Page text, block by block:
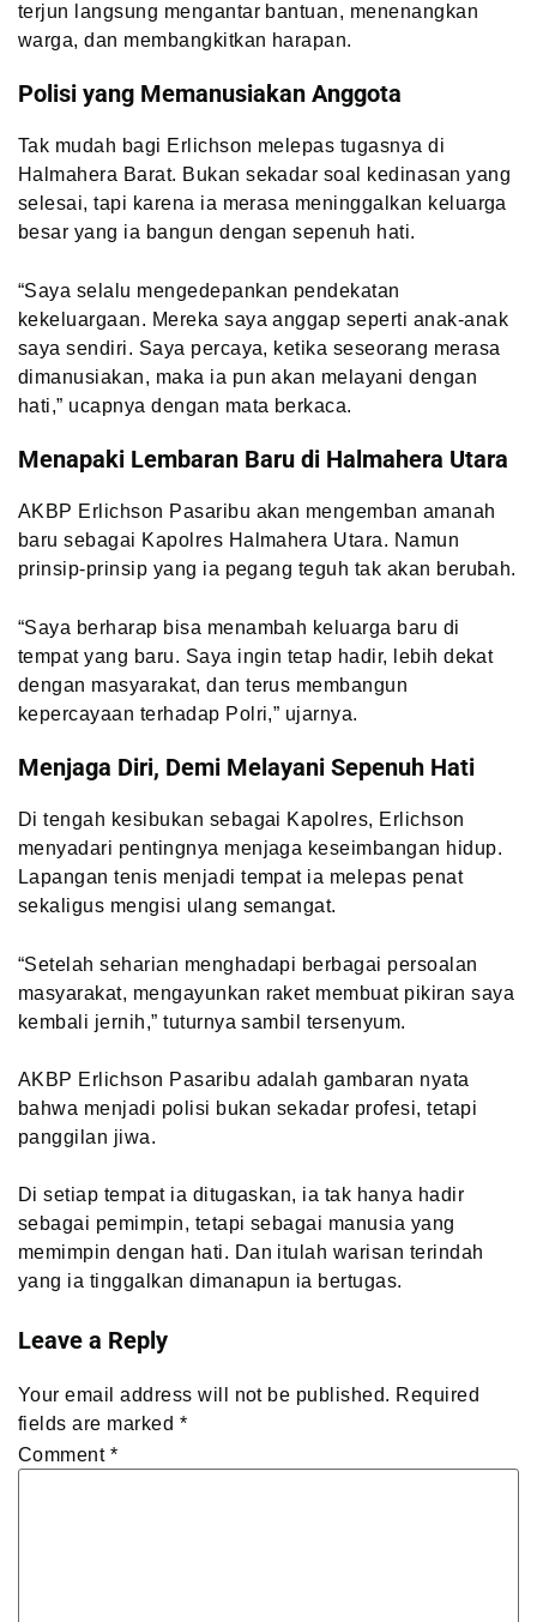
terjun langsung mengantar bantuan, menenangkan
warga, dan membangkitkan harapan.
Polisi yang Memanusiakan Anggota
Tak mudah bagi Erlichson melepas tugasnya di
Halmahera Barat. Bukan sekadar soal kedinasan yang
selesai, tapi karena ia merasa meninggalkan keluarga
besar yang ia bangun dengan sepenuh hati.
“Saya selalu mengedepankan pendekatan
kekeluargaan. Mereka saya anggap seperti anak-anak
saya sendiri. Saya percaya, ketika seseorang merasa
dimanusiakan, maka ia pun akan melayani dengan
hati,” ucapnya dengan mata berkaca.
Menapaki Lembaran Baru di Halmahera Utara
AKBP Erlichson Pasaribu akan mengemban amanah
baru sebagai Kapolres Halmahera Utara. Namun
prinsip-prinsip yang ia pegang teguh tak akan berubah.
“Saya berharap bisa menambah keluarga baru di
tempat yang baru. Saya ingin tetap hadir, lebih dekat
dengan masyarakat, dan terus membangun
kepercayaan terhadap Polri,” ujarnya.
Menjaga Diri, Demi Melayani Sepenuh Hati
Di tengah kesibukan sebagai Kapolres, Erlichson
menyadari pentingnya menjaga keseimbangan hidup.
Lapangan tenis menjadi tempat ia melepas penat
sekaligus mengisi ulang semangat.
“Setelah seharian menghadapi berbagai persoalan
masyarakat, mengayunkan raket membuat pikiran saya
kembali jernih,” tuturnya sambil tersenyum.
AKBP Erlichson Pasaribu adalah gambaran nyata
bahwa menjadi polisi bukan sekadar profesi, tetapi
panggilan jiwa.
Di setiap tempat ia ditugaskan, ia tak hanya hadir
sebagai pemimpin, tetapi sebagai manusia yang
memimpin dengan hati. Dan itulah warisan terindah
yang ia tinggalkan dimanapun ia bertugas.
Leave a Reply
Your email address will not be published. Required
fields are marked *
Comment *